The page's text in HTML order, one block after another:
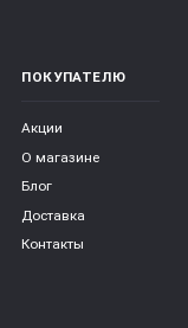
ПОКУПАТЕЛЮ
Акции
О магазине
Блог
Доставка
Контакты